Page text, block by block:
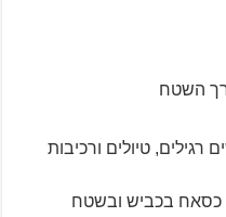
השטח
רגילים, טיולים ורכיבות
כסאח בכביש ובשטח